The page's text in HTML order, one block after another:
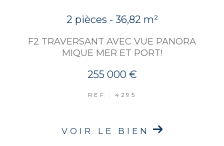
2 pièces - 36,82 m²
F2 TRAVERSANT AVEC VUE PANORA
MIQUE MER ET PORT!
255 000 €
REF : 4295
VOIR LE BIEN